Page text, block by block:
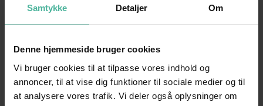
Samtykke Detaljer Om
Denne hjemmeside bruger cookies
Vi bruger cookies til at tilpasse vores indhold og
annoncer, til at vise dig funktioner til sociale medier og til
at analysere vores trafik. Vi deler også oplysninger om
strategi. Her er nogle væsentlige ting, du bør
være opmærksom på:
Vær tilgængelig på alle enheder. Dine kunder